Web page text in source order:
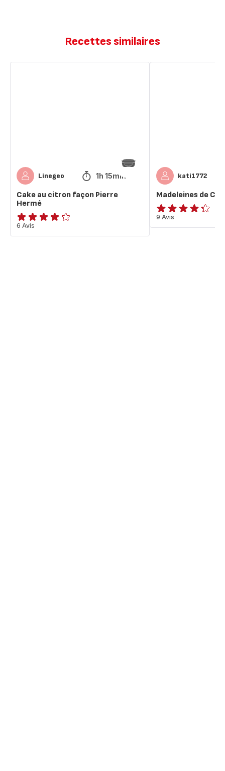
Recettes similaires
Linegeo 1h 15min
Cake au citron façon Pierre
Hermé
ratings.4.2
6 Avis
kati1772
Madeleines de
ratings.4.3
9 Avis